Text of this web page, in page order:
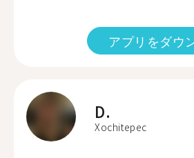
アプリをダウ
D.
Xochitepec